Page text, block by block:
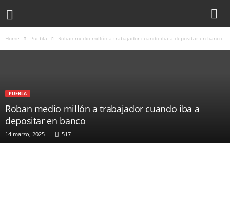
Home Puebla Roban medio millón a trabajador cuando iba a depositar en banco
PUEBLA
Roban medio millón a trabajador cuando iba a
depositar en banco
14 marzo, 2025 517